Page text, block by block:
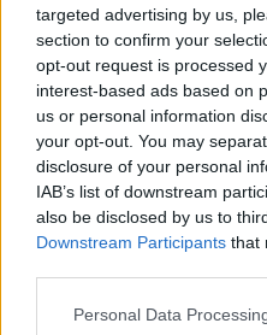
targeted advertising by us,
section to confirm your
opt-out request is processed
interest-based ads based on
us or personal information
your opt-out. You may
disclosure of your personal
IAB’s list of downstream
also be disclosed by us to
Downstream Participants that
Please note that this
Personal Data
Látlelet a
Egyetlen,
múlt
Épített
Mohács a